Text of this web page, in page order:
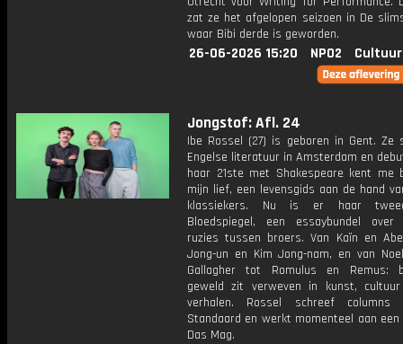
zat ze het afgelopen seizoen in De
waar Bibi derde is geworden.
26-06-2026 15:20 NPO2
Jongstof: Afl. 24
Ibe Rossel (27) is geboren in Gent. Ze
Engelse literatuur in Amsterdam en
haar 21ste met Shakespeare kent me
mijn lief, een levensgids aan de hand
klassiekers. Nu is er haar
Bloedspiegel, een essaybundel over
ruzies tussen broers. Van Kaïn en
Jong-un en Kim Jong-nam, en van
Gallagher tot Romulus en Remus:
geweld zit verweven in kunst,
verhalen. Rossel schreef columns
Standaard en werkt momenteel aan
Das Mag.